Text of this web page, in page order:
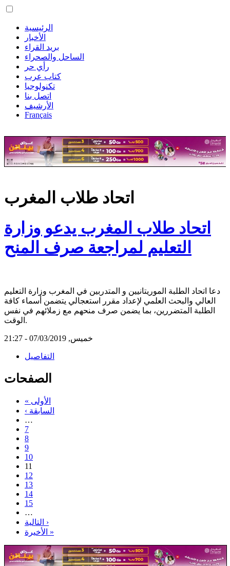
الرئيسية
الأخبار
بريد القراء
الساحل والصحراء
رأي حر
كتاب عرب
تكنولوجيا
اتصل بنا
الأرشيف
Français
اتحاد طلاب المغرب
اتحاد طلاب المغرب يدعو وزارة
التعليم لمراجعة صرف المنح
دعا اتحاد الطلبة الموريتانيين و المتدربين في المغرب وزارة التعليم
العالي والبحث العلمي لإعداد مقرر استعجالي يتضمن أسماء كافة
الطلبة المتضررين، بما يضمن صرف منحهم مع زملائهم في نفس
الوقت.
خميس, 07/03/2019 - 21:27
التفاصيل
الصفحات
« الأولى
‹ السابقة
…
7
8
9
10
11
12
13
14
15
…
التالية ›
الأخيرة »